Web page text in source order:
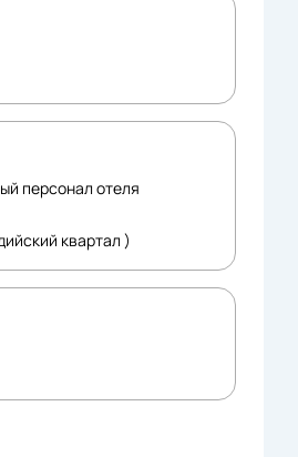
персонал отеля
квартал )